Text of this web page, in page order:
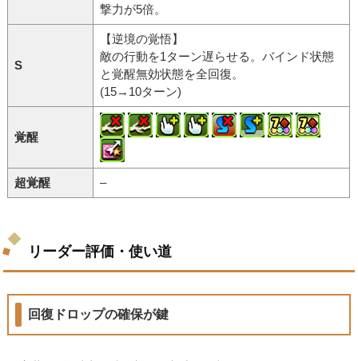
撃力が5倍。
S
【逆境の覚悟】
敵の行動を1ターン遅らせる。バインド状態
と覚醒無効状態を全回復。
(15→10ターン)
覚醒
超覚醒 –
リーダー評価・使い道
回復ドロップの確保が鍵